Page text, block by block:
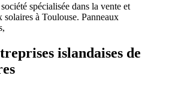
spécialisée dans la vente et
à Toulouse. Panneaux
islandaises de